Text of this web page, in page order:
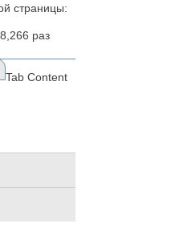
страницы:
раз
Tab Content